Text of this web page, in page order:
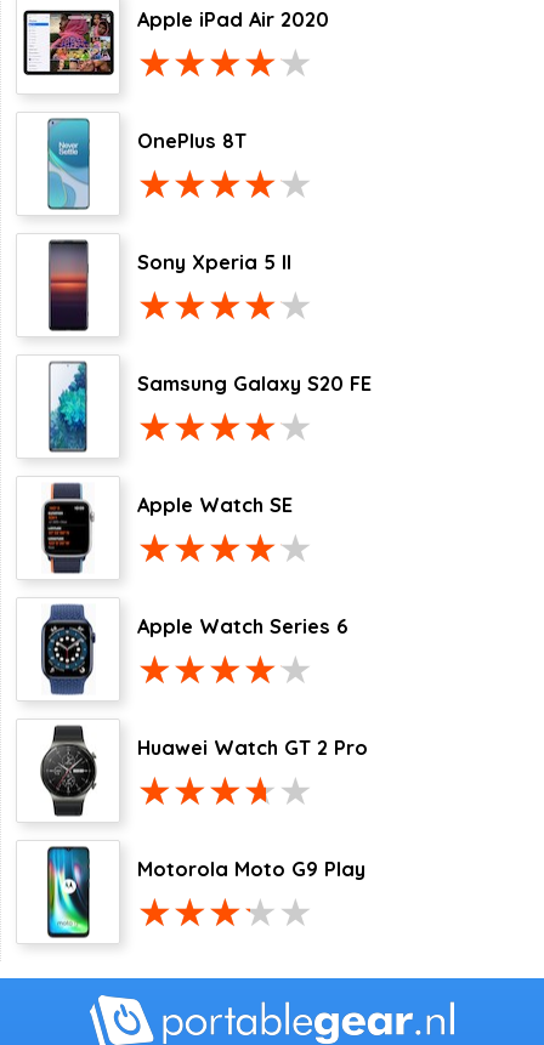
Apple iPad Air 2020
OnePlus 8T
Sony Xperia 5 II
Samsung Galaxy S20 FE
Apple Watch SE
Apple Watch Series 6
Huawei Watch GT 2 Pro
Motorola Moto G9 Play